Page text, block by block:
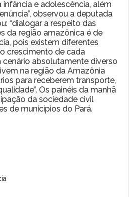
e adolescência, além
observou a deputada
“dialogar a respeito das
da região amazônica é de
pois existem diferentes
crescimento de cada
absolutamente diverso
na região da Amazônia
para receberem transporte,
Os painéis da manhã
da sociedade civil
de municípios do Pará.